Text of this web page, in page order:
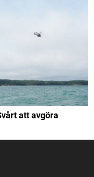
att avgöra